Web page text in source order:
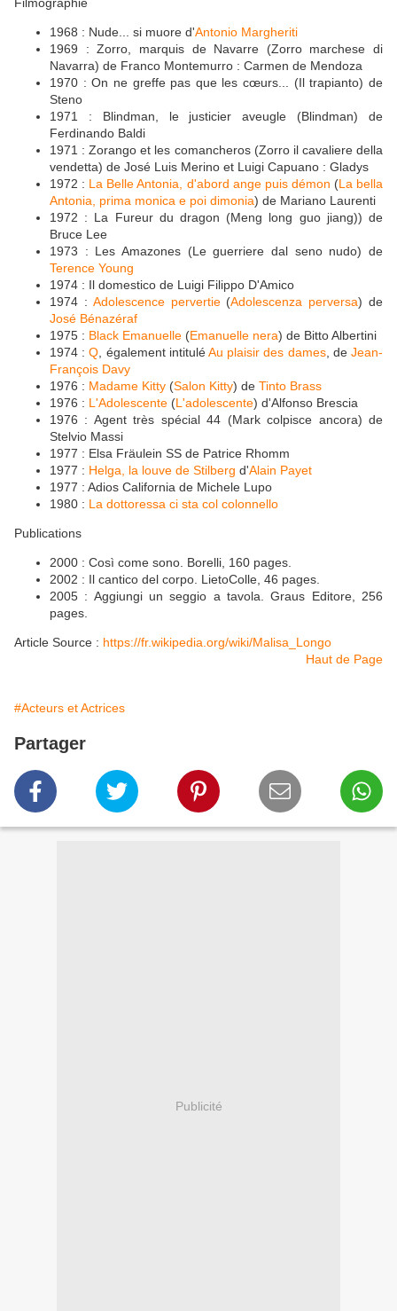
1968 : Nude... si muore d'Antonio Margheriti
1969 : Zorro, marquis de Navarre (Zorro marchese di
Navarra) de Franco Montemurro : Carmen de Mendoza
1970 : On ne greffe pas que les cœurs... (Il trapianto) de
Steno
1971 : Blindman, le justicier aveugle (Blindman) de
Ferdinando Baldi
1971 : Zorango et les comancheros (Zorro il cavaliere della
vendetta) de José Luis Merino et Luigi Capuano : Gladys
1972 : La Belle Antonia, d'abord ange puis démon (La bella
Antonia, prima monica e poi dimonia) de Mariano Laurenti
1972 : La Fureur du dragon (Meng long guo jiang)) de
Bruce Lee
1973 : Les Amazones (Le guerriere dal seno nudo) de
Terence Young
1974 : Il domestico de Luigi Filippo D'Amico
1974 : Adolescence pervertie(Adolescenza perversa) de
José Bénazéraf
1975 : Black Emanuelle (Emanuelle nera) de Bitto Albertini
1974 :Q , également intituléAu plaisir des dames, deJean-
François Davy
1976 : Madame Kitty (Salon Kitty) de Tinto Brass
1976 : L'Adolescente (L'adolescente) d'Alfonso Brescia
1976 : Agent très spécial 44 (Mark colpisce ancora) de
Stelvio Massi
1977 : Elsa Fräulein SS de Patrice Rhomm
1977 : Helga, la louve de Stilberg d'Alain Payet
1977 : Adios California de Michele Lupo
1980 : La dottoressa ci sta col colonnello
Publications
2000 : Così come sono. Borelli, 160 pages.
2002 : Il cantico del corpo. LietoColle, 46 pages.
2005 : Aggiungi un seggio a tavola. Graus Editore, 256
pages.
Article Source : https://fr.wikipedia.org/wiki/Malisa_Longo
Haut de Page
#Acteurs et Actrices
Partager
Publicité